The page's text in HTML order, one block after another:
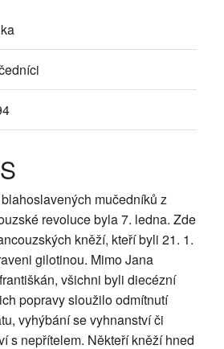
mučedníků z
revoluce byla 7. ledna. Zde
kněží, kteří byli 21. 1.
gilotinou. Mimo Jana
všichni byli diecézní
popravy sloužilo odmítnutí
vyhýbání se vyhnanství či
s nepřítelem. Někteří kněží hned